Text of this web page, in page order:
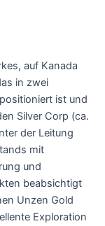
auf Kanada
in zwei
ist und
Silver Corp (ca.
der Leitung
mit
und
beabsichtigt
Unzen Gold
Exploration